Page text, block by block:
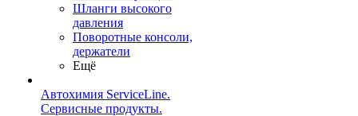
Шланги высокого
давления
Поворотные консоли,
держатели
Ещё
Автохимия ServiceLine.
Сервисные продукты.